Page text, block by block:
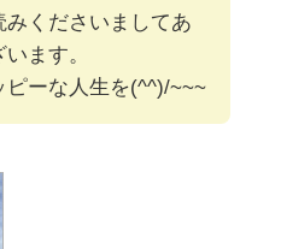
みくださいましてあ
ます。
ピーな人生を(^^)/~~~